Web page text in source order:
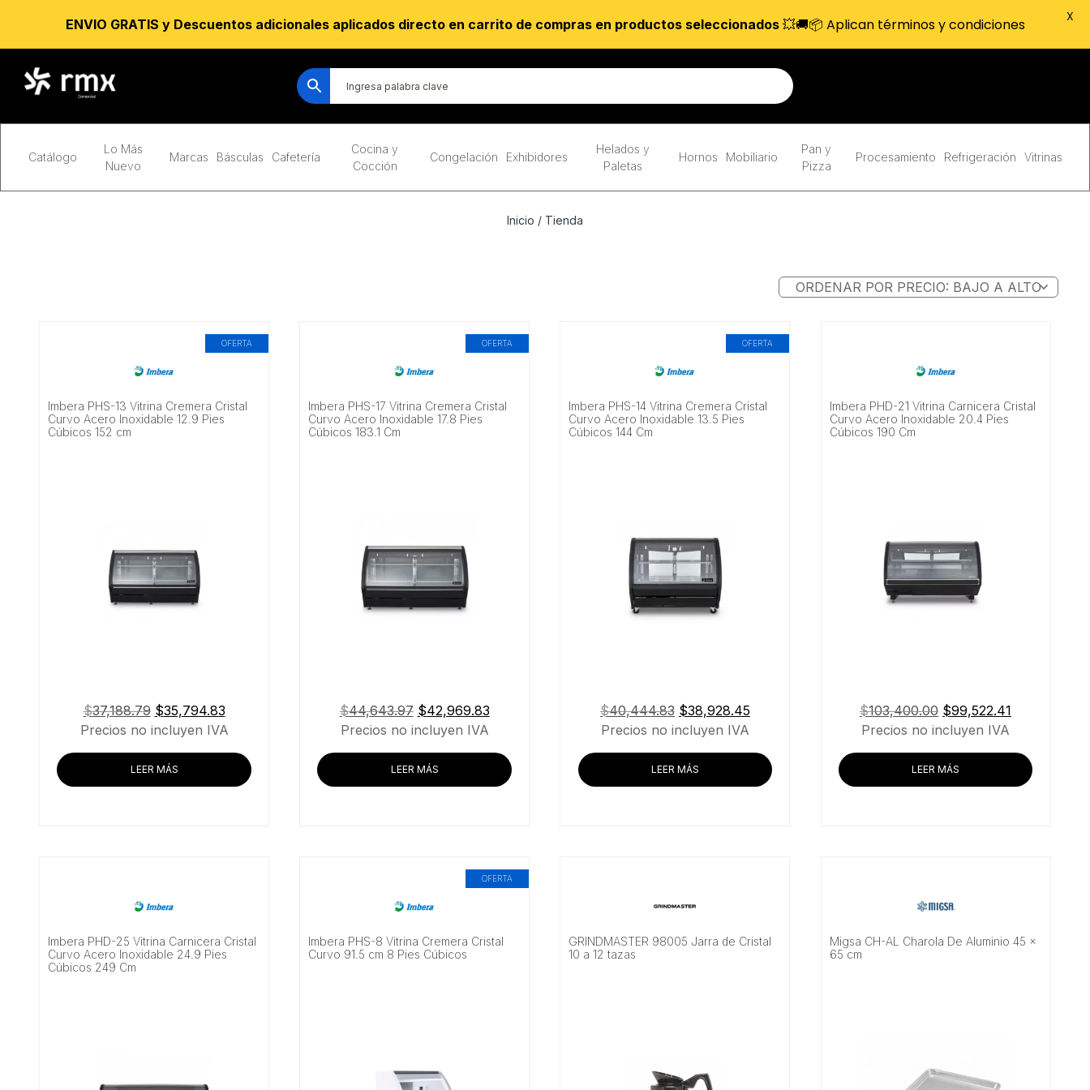
Catálogo
Lo Más
Nuevo
Marcas Básculas Cafetería
Cocina y
Cocción
Congelación Exhibidores
Helados y
Paletas
Hornos Mobiliario
Pan y
Pizza
Procesamiento Refrigeración Vitrinas
Inicio / Tienda
OFERTA
Imbera PHS-13 Vitrina Cremera Cristal
Curvo Acero Inoxidable 12.9 Pies
Cúbicos 152 cm
$37,188.79 El
precio
era:
$37,188.79.
$35,794.83El
precio
$35,794.83.
Precios no incluyen IVA
LEER MÁS
OFERTA
Imbera PHS-17 Vitrina Cremera Cristal
Curvo Acero Inoxidable 17.8 Pies
Cúbicos 183.1 Cm
$44,643.97 El
precio
era:
$44,643.97.
$42,969.83El
$42,969.83.
Precios no incluyen IVA
LEER MÁS
OFERTA
Imbera PHS-14 Vitrina Cremera Cristal
Curvo Acero Inoxidable 13.5 Pies
Cúbicos 144 Cm
$40,444.83 El
precio
era:
$40,444.83.
$38,928.45El
$38,928.45.
Precios no incluyen IVA
LEER MÁS
Imbera PHD-21 Vitrina Carnicera Cristal
Curvo Acero Inoxidable 20.4 Pies
Cúbicos 190 Cm
$103,400.00 El
precio
era:
$103,400.00.
$99,522.41
$99,522.41.
Precios no incluyen IVA
LEER MÁS
Imbera PHD-25 Vitrina Carnicera Cristal
Curvo Acero Inoxidable 24.9 Pies
Cúbicos 249 Cm
OFERTA
Imbera PHS-8 Vitrina Cremera Cristal
Curvo 91.5 cm 8 Pies Cúbicos
GRINDMASTER 98005 Jarra de Cristal
10 a 12 tazas
Migsa CH-AL Charola De Aluminio 45 x
65 cm
ENVIO GRATIS y Descuentos adicionales aplicados directo en carrito de compras en productos seleccionados💥🚚📦 Aplican términos y condiciones X